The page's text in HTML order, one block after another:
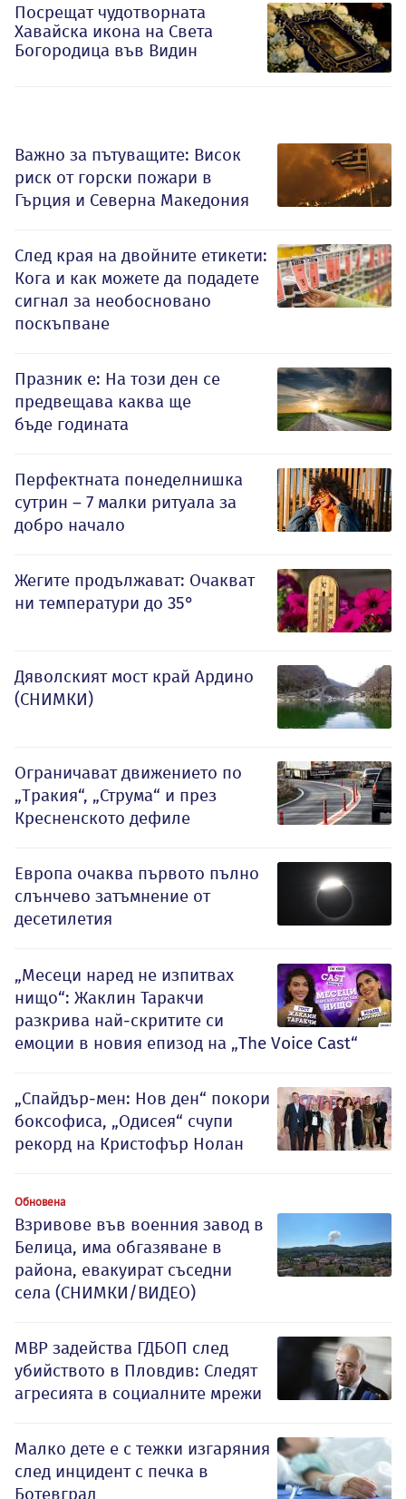
Посрещат чудотворната
Хавайска икона на Света
Богородица във Видин
Важно за пътуващите: Висок
риск от горски пожари в
Гърция и Северна Македония
След края на двойните етикети:
Кога и как можете да подадете
сигнал за необосновано
поскъпване
Празник е: На този ден се
предвещава каква ще
бъде годината
Перфектната понеделнишка
сутрин – 7 малки ритуала за
добро начало
Жегите продължават: Очакват
ни температури до 35°
Дяволският мост край Ардино
(СНИМКИ)
Ограничават движението по
„Тракия“, „Струма“ и през
Кресненското дефиле
Европа очаква първото пълно
слънчево затъмнение от
десетилетия
„Месеци наред не изпитвах
нищо“: Жаклин Таракчи
разкрива най-скритите си
емоции в новия епизод на „The Voice Cast“
„Спайдър-мен: Нов ден“ покори
боксофиса, „Одисея“ счупи
рекорд на Кристофър Нолан
Обновена
Взривове във военния завод в
Белица, има обгазяване в
района, евакуират съседни
села (СНИМКИ/ВИДЕО)
МВР задейства ГДБОП след
убийството в Пловдив: Следят
агресията в социалните мрежи
Малко дете е с тежки изгаряния
след инцидент с печка в
Ботевград